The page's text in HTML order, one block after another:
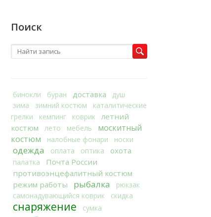
Поиск
бинокли буран доставка
душ
зима
зимний костюм
каталитические
грелки
кемпинг коврик
летний
костюм
лето мебель
москитный
костюм
налобные фонари носки
одежда оплата оптика охота
палатка
Почта России
противоэнцефалитный костюм
режим работы
рыбалка
рюкзак
самонадувающийся коврик
скидка
снаряжение
сумка